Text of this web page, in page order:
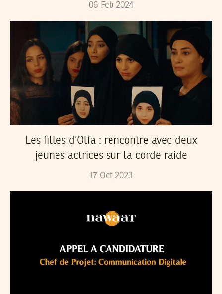
06 Feb 2024
Les filles d’Olfa : rencontre avec deux
jeunes actrices sur la corde raide
17 Oct 2023